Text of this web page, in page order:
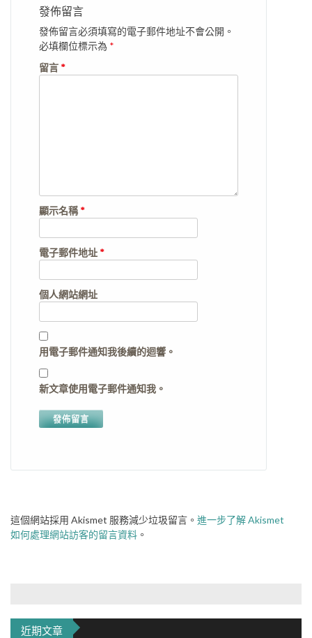
發佈留言
發佈留言必須填寫的電子郵件地址不會公開。
必填欄位標示為 *
留言 *
顯示名稱*
電子郵件地址 *
個人網站網址
用電子郵件通知我後續的迴響。
新文章使用電子郵件通知我。
這個網站採用 Akismet 服務減少垃圾留言。 進一步了解 Akismet
如何處理網站訪客的留言資料 。
近期文章